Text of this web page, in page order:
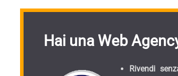
Hai una Web
Rivendi